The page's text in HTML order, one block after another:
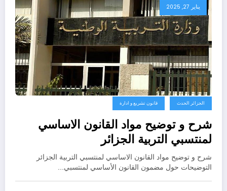
يناير 27, 2025
الجزائر الحدث قانون تشريع و ادارة
شرح و توضيح مواد القانون الاساسي
لمنتسبي التربية الجزائر
شرح و توضيح مواد القانون الاساسي لمنتسبي التربية الجزائر
التوضيحات حول مضمون القانون الأساسي لمنتسبي…